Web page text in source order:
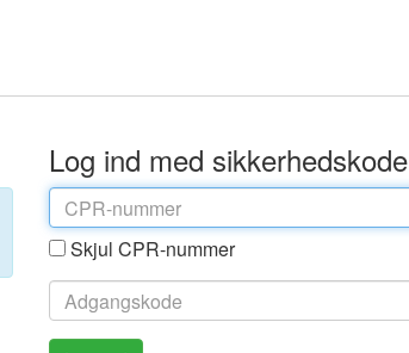
Log ind med sikkerhedskode
Skjul CPR-nummer